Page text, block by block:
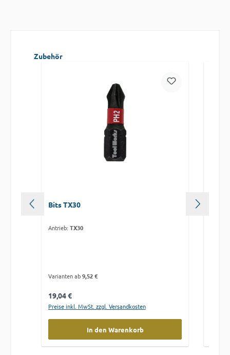
Produktgalerie überspringen
Zubehör
Bits TX30
Antrieb: TX30
Varianten ab9,52 €
Regulärer Preis:
19,04 €
Preise inkl. MwSt. zzgl. Versandkosten
In den Warenkorb